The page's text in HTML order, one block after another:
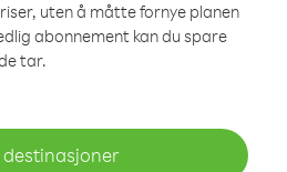
uten å måtte fornye planen
abonnement kan du spare
tar.
destinasjoner